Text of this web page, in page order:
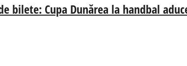
bilete: Cupa Dunărea la handbal